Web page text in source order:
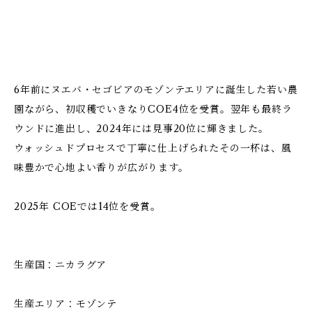
6年前にヌエバ・セゴビアのモゾンテエリアに誕生した若い農
園ながら、初収穫でいきなりCOE4位を受賞。翌年も最終ラ
ウンドに進出し、2024年には見事20位に輝きました。
ウォッシュドプロセスで丁寧に仕上げられたその一杯は、風
味豊かで心地よい香りが広がります。
2025年 COEでは14位を受賞。
生産国：ニカラグア
生産エリア：モゾンテ